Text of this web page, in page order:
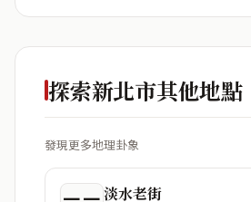
探索新北市其他地點
發現更多地理卦象
淡水老街